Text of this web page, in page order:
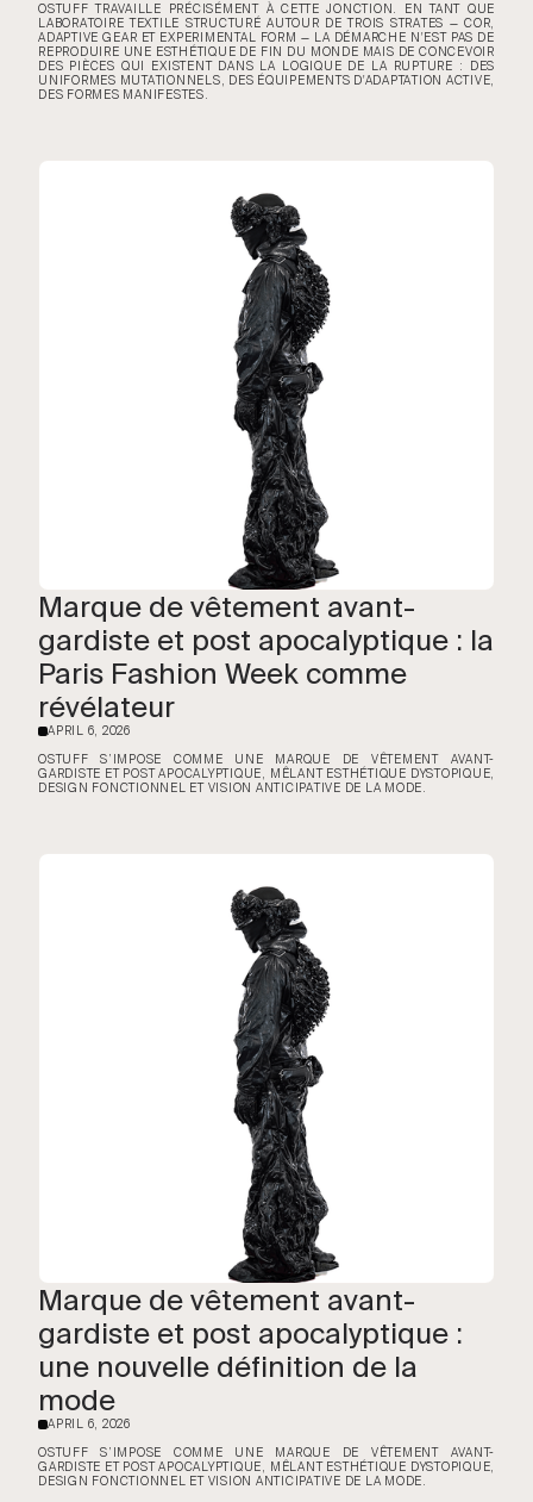
OSTUFF TRAVAILLE PRÉCISÉMENT À CETTE JONCTION. EN TANT QUE
LABORATOIRE TEXTILE STRUCTURÉ AUTOUR DE TROIS STRATES — COR,
ADAPTIVE GEAR ET EXPERIMENTAL FORM — LA DÉMARCHE N'EST PAS DE
REPRODUIRE UNE ESTHÉTIQUE DE FIN DU MONDE MAIS DE CONCEVOIR
DES PIÈCES QUI EXISTENT DANS LA LOGIQUE DE LA RUPTURE : DES
UNIFORMES MUTATIONNELS, DES ÉQUIPEMENTS D'ADAPTATION ACTIVE,
DES FORMES MANIFESTES.
Marque de vêtement avant-
gardiste et post apocalyptique : la
Paris Fashion Week comme
révélateur
APRIL 6, 2026
OSTUFF S’IMPOSE COMME UNE MARQUE DE VÊTEMENT AVANT-
GARDISTE ET POST APOCALYPTIQUE, MÊLANT ESTHÉTIQUE DYSTOPIQUE,
DESIGN FONCTIONNEL ET VISION ANTICIPATIVE DE LA MODE.
Marque de vêtement avant-
gardiste et post apocalyptique :
une nouvelle définition de la
mode
APRIL 6, 2026
OSTUFF S’IMPOSE COMME UNE MARQUE DE VÊTEMENT AVANT-
GARDISTE ET POST APOCALYPTIQUE, MÊLANT ESTHÉTIQUE DYSTOPIQUE,
DESIGN FONCTIONNEL ET VISION ANTICIPATIVE DE LA MODE.